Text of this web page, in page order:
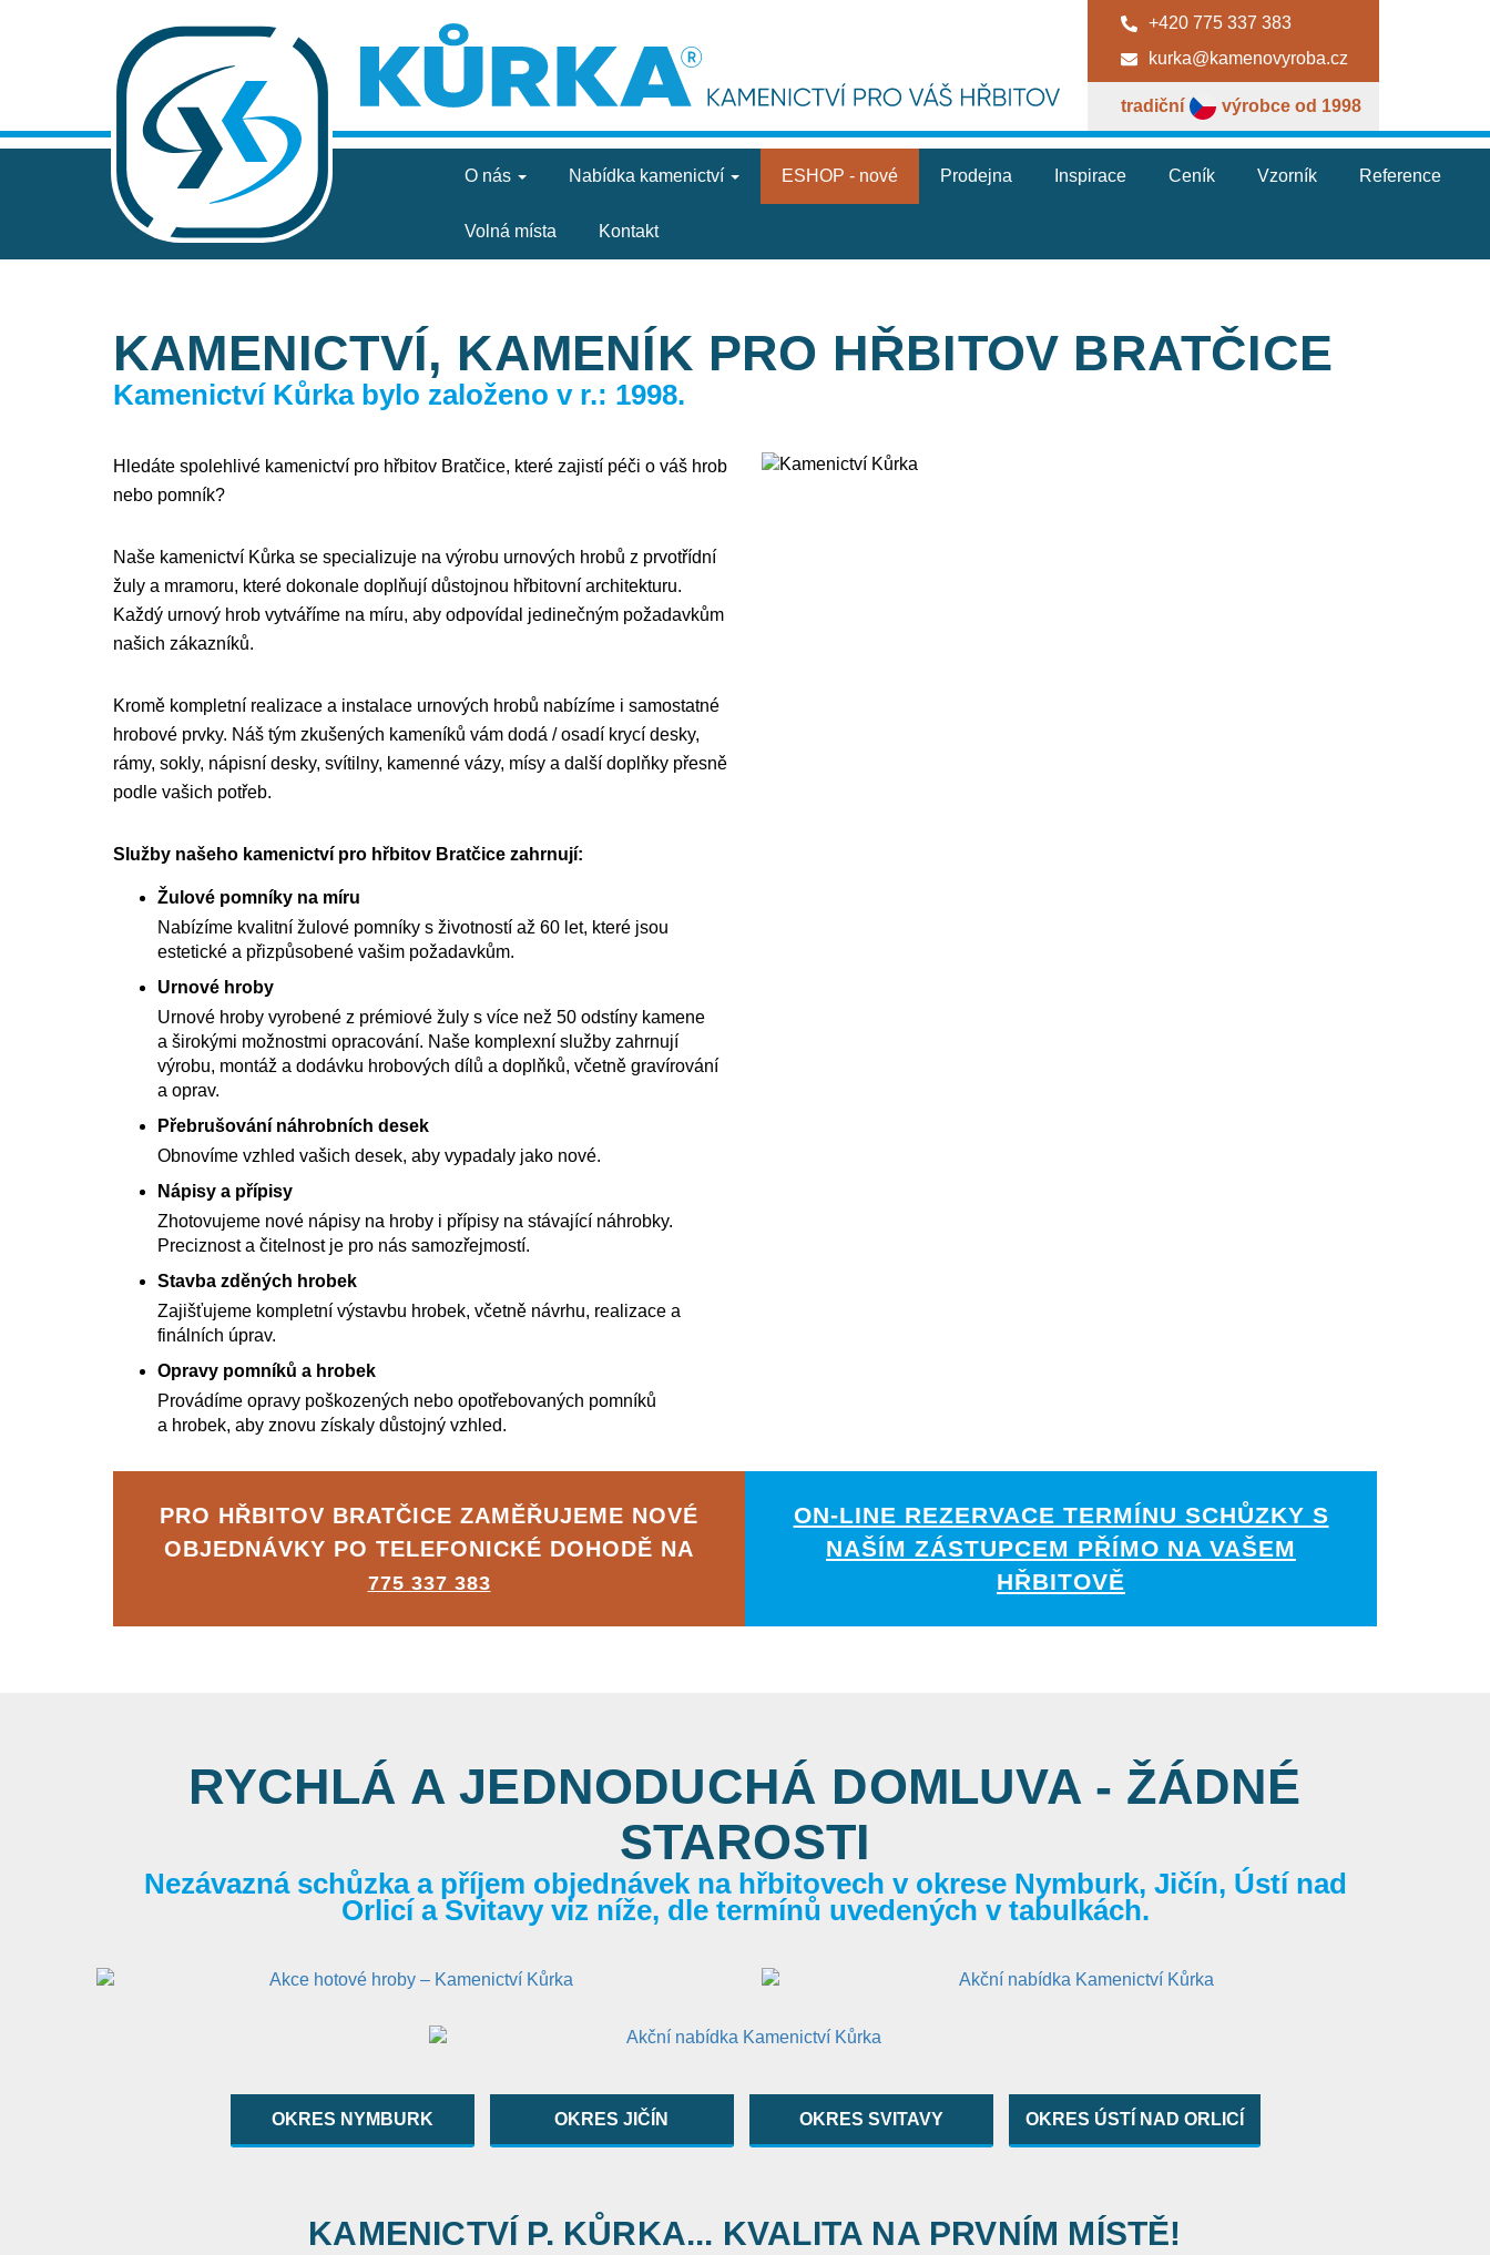
+420 775 337 383
kurka@kamenovyroba.cz
tradiční výrobce od 1998
O nás Nabídka kamenictví ESHOP - nové Prodejna Inspirace Ceník Vzorník Reference
Volná místa Kontakt
KAMENICTVÍ, KAMENÍK PRO HŘBITOV BRATČICE
Kamenictví Kůrka bylo založeno v r.: 1998.
Hledáte spolehlivé kamenictví pro hřbitov Bratčice, které zajistí péči o váš hrob
nebo pomník?
Naše kamenictví Kůrka se specializuje na výrobu urnových hrobů z prvotřídní
žuly a mramoru, které dokonale doplňují důstojnou hřbitovní architekturu.
Každý urnový hrob vytváříme na míru, aby odpovídal jedinečným požadavkům
našich zákazníků.
Kromě kompletní realizace a instalace urnových hrobů nabízíme i samostatné
hrobové prvky. Náš tým zkušených kameníků vám dodá / osadí krycí desky,
rámy, sokly, nápisní desky, svítilny, kamenné vázy, mísy a další doplňky přesně
podle vašich potřeb.
Služby našeho kamenictví pro hřbitov Bratčice zahrnují:
Žulové pomníky na míru
Nabízíme kvalitní žulové pomníky s životností až 60 let, které jsou
estetické a přizpůsobené vašim požadavkům.
Urnové hroby
Urnové hroby vyrobené z prémiové žuly s více než 50 odstíny kamene
a širokými možnostmi opracování. Naše komplexní služby zahrnují
výrobu, montáž a dodávku hrobových dílů a doplňků, včetně gravírování
a oprav.
Přebrušování náhrobních desek
Obnovíme vzhled vašich desek, aby vypadaly jako nové.
Nápisy a přípisy
Zhotovujeme nové nápisy na hroby i přípisy na stávající náhrobky.
Preciznost a čitelnost je pro nás samozřejmostí.
Stavba zděných hrobek
Zajišťujeme kompletní výstavbu hrobek, včetně návrhu, realizace a
finálních úprav.
Opravy pomníků a hrobek
Provádíme opravy poškozených nebo opotřebovaných pomníků
a hrobek, aby znovu získaly důstojný vzhled.
PRO HŘBITOV BRATČICE ZAMĚŘUJEME NOVÉ
OBJEDNÁVKY PO TELEFONICKÉ DOHODĚ NA
775 337 383
ON-LINE REZERVACE TERMÍNU SCHŮZKY S
NAŠÍM ZÁSTUPCEM PŘÍMO NA VAŠEM
HŘBITOVĚ
RYCHLÁ A JEDNODUCHÁ DOMLUVA - ŽÁDNÉ
STAROSTI
Nezávazná schůzka a příjem objednávek na hřbitovech v okrese Nymburk, Jičín, Ústí nad
Orlicí a Svitavy viz níže, dle termínů uvedených v tabulkách.
OKRES NYMBURK OKRES JIČÍN OKRES SVITAVY OKRES ÚSTÍ NAD ORLICÍ
KAMENICTVÍ P. KŮRKA... KVALITA NA PRVNÍM MÍSTĚ!